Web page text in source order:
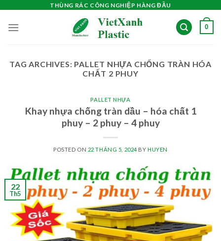
content
THÙNG RÁC CÔNG NGHIỆP HÀNG ĐẦU
0
TAG ARCHIVES: PALLET NHỰA CHỐNG TRÀN HÓA
CHẤT 2 PHUY
PALLET NHỰA
Khay nhựa chống tràn dầu – hóa chất 1
phuy – 2 phuy – 4 phuy
POSTED ON 22 THÁNG 5, 2024BY HUYEN
22
Th5